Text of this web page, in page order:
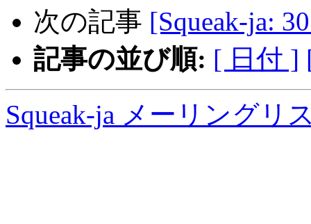
次の記事 [Squeak-ja:
記事の並び順: [ 日付 ]
Squeak-ja メーリングリ